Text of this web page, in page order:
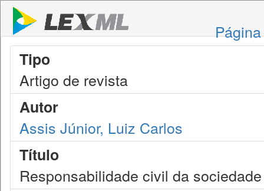
Tipo
Artigo de revista
Autor
Assis Júnior, Luiz Carlos
Título
Responsabilidade civil da